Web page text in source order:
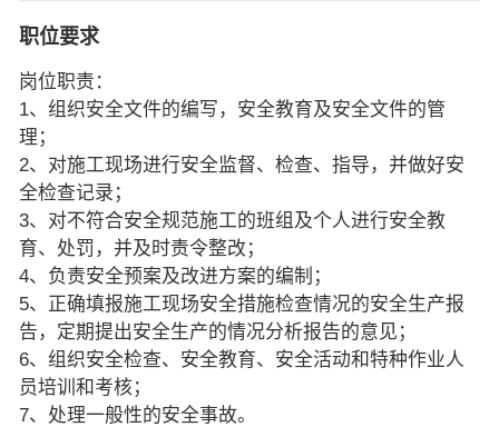
职位要求
岗位职责：
1、组织安全文件的编写，安全教育及安全文件的管
理；
2、对施工现场进行安全监督、检查、指导，并做好安
全检查记录；
3、对不符合安全规范施工的班组及个人进行安全教
育、处罚，并及时责令整改；
4、负责安全预案及改进方案的编制；
5、正确填报施工现场安全措施检查情况的安全生产报
告，定期提出安全生产的情况分析报告的意见；
6、组织安全检查、安全教育、安全活动和特种作业人
员培训和考核；
7、处理一般性的安全事故。